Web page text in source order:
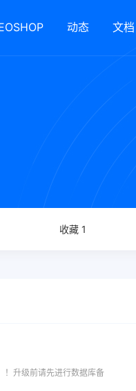
动态 文档
收藏 1
！升级前请先进行数据库备